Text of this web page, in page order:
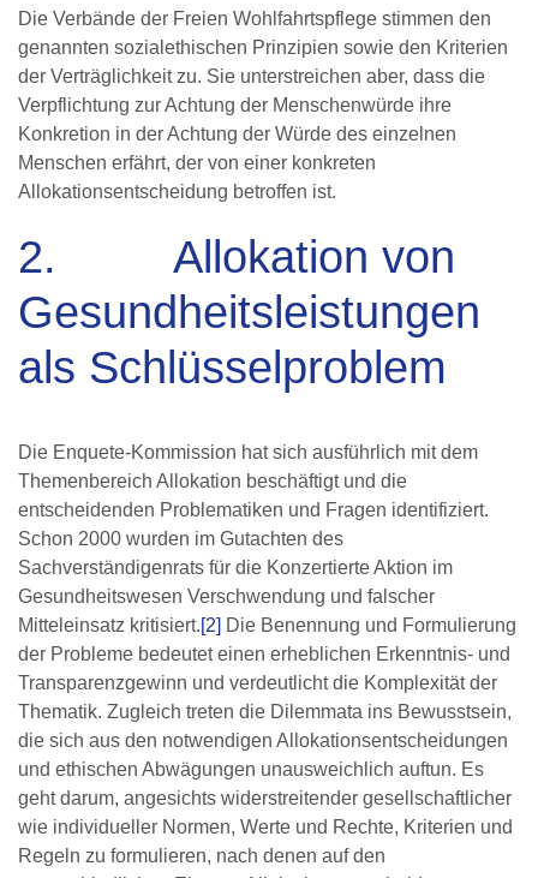
Die Verbände der Freien Wohlfahrtspflege stimmen den
genannten sozialethischen Prin­zipien sowie den Kriterien
der Verträglichkeit zu. Sie unterstreichen aber, dass die
Verpflichtung zur Achtung der Menschenwürde ihre
Konkretion in der Achtung der Würde des einzelnen
Menschen erfährt, der von einer konkreten
Allokationsentscheidung betroffen ist.
2. Allokation von
Gesundheitsleistungen
als Schlüsselproblem
Die Enquete-Kommission hat sich ausführlich mit dem
Themenbereich Allokation beschäftigt und die
entscheidenden Problematiken und Fragen identifiziert.
Schon 2000 wurden im Gutachten des
Sachverständigenrats für die Konzertierte Aktion im
Gesundheitswesen Verschwendung und falscher
Mitteleinsatz kritisiert.[2] Die Benennung und Formulierung
der Probleme bedeutet einen erheblichen Erkenntnis- und
Transparenzgewinn und verdeutlicht die Komplexität der
Thematik. Zugleich treten die Dilemmata ins Bewusstsein,
die sich aus den notwendigen Allokationsentscheidungen
und ethischen Abwägungen unausweichlich auftun. Es
geht darum, angesichts widerstreitender gesellschaftlicher
wie individueller Normen, Werte und Rechte, Kriterien und
Regeln zu formulieren, nach denen auf den